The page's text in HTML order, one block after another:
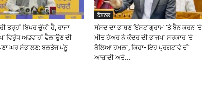
ਤਰ੍ਹਾਂ ਬਿਖਰ ਚੁੱਕੀ ਹੈ, ਰਾਜਾ
ਵਿਰੁੱਧ ਅਫਵਾਹਾਂ ਫੈਲਾਉਣ ਦੀ
ਘਰ ਸੰਭਾਲਣ: ਬਲਤੇਜ ਪੰਨੂ
ਨੈਸ਼ਨਲ
ਸੰਸਦ ਦਾ ਭਾਸ਼ਣ ਇੰਸਟਾਗ੍ਰਾਮ ‘ਤੇ ਬੈਨ ਕਰਨ ‘ਤੇ
ਮੀਤ ਹੇਅਰ ਨੇ ਕੇਂਦਰ ਦੀ ਭਾਜਪਾ ਸਰਕਾਰ ‘ਤੇ
ਬੋਲਿਆ ਹਮਲਾ, ਕਿਹਾ- ਇਹ ਪ੍ਰਗਟਾਵੇ ਦੀ
ਆਜ਼ਾਦੀ ਅਤੇ...